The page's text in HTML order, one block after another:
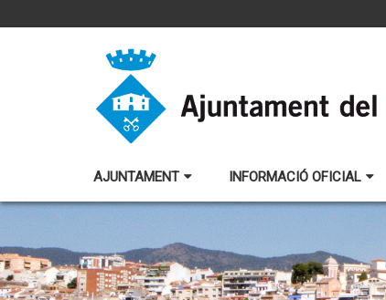
AJUNTAMENT INFORMACIÓ OFICIAL